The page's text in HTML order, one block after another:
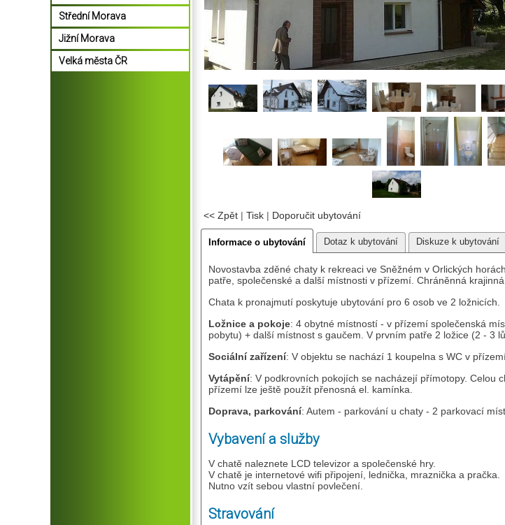
<< Zpět | Tisk | Doporučit ubytování
Informace o ubytování Dotaz k ubytování Diskuze k ubytování
Novostavba zděné chaty k rekreaci ve Sněžném v Orlických
patře, společenské a další místnosti v přízemí. Chráněnná krajinná
Chata k pronajmutí poskytuje ubytování pro 6 osob ve 2 ložnicích.
Ložnice a pokoje: 4 obytné místností - v přízemí společenská
pobytu) + další místnost s gaučem. V prvním patře 2 ložice (2 - 3
Sociální zařízení: V objektu se nachází 1 koupelna s WC v
Vytápění: V podkrovních pokojích se nacházejí přímotopy. Celou
přízemí lze ještě použít přenosná el. kamínka.
Doprava, parkování: Autem - parkování u chaty - 2 parkovací
Vybavení a služby
V chatě naleznete LCD televizor a společenské hry.
V chatě je internetové wifi připojení, lednička, mraznička a pračka.
Nutno vzít sebou vlastní povlečení.
Stravování
Střední Morava
Jižní Morava
Velká města ČR